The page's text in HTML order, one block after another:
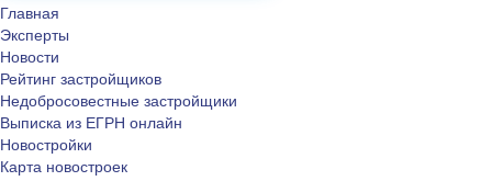
Главная
Эксперты
Новости
Рейтинг застройщиков
Недобросовестные застройщики
Выписка из ЕГРН онлайн
Новостройки
Карта новостроек